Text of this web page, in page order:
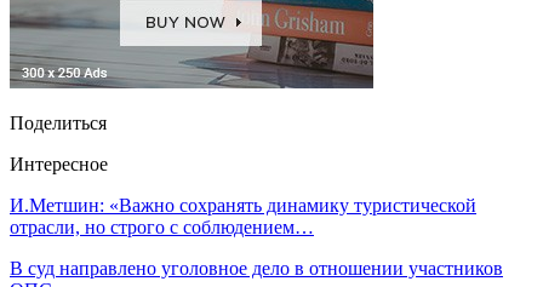
Поделиться
Интересное
И.Метшин: «Важно сохранять динамику туристической
отрасли, но строго с соблюдением…
В суд направлено уголовное дело в отношении участников